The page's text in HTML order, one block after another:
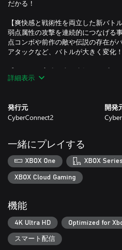
だかる！
【爽快感と戦術性を両立した新バト
弱点属性の攻撃を連続的につなげる
点コンボや前作の敵や伝説の存在が
アタックなど、バトルが大きく変化！
【タラニス育成要素が大幅アップし
ついにタラニスが最終形態に進化！Ω
【戦略要素がさらに増加したルート
アシストキャラとのコミュニケーシ
など新要素が満載！
さらにイベント年表アカシャパネル
た多数のイベントを解放できる！
極限の選択と決断をユーザーに迫る
ける!!
※『戦場のフーガ3』は『戦場のフー
いなくてもお楽しみ頂けます。
詳細表示
発行元
CyberConnect2
開発
一緒にプレイする
XBOX One XBOX
XBOX Cloud Gaming
機能
4K Ultra HD Optimized for
スマート配信